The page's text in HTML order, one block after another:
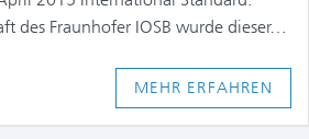
des Fraunhofer IOSB wurde dieser…
MEHR ERFAHREN